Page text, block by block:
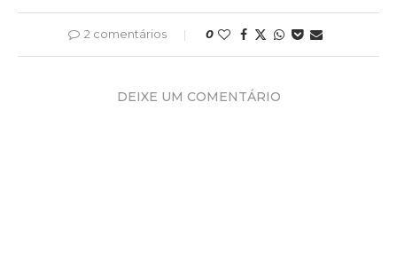
2 comentários 0
DEIXE UM COMENTÁRIO